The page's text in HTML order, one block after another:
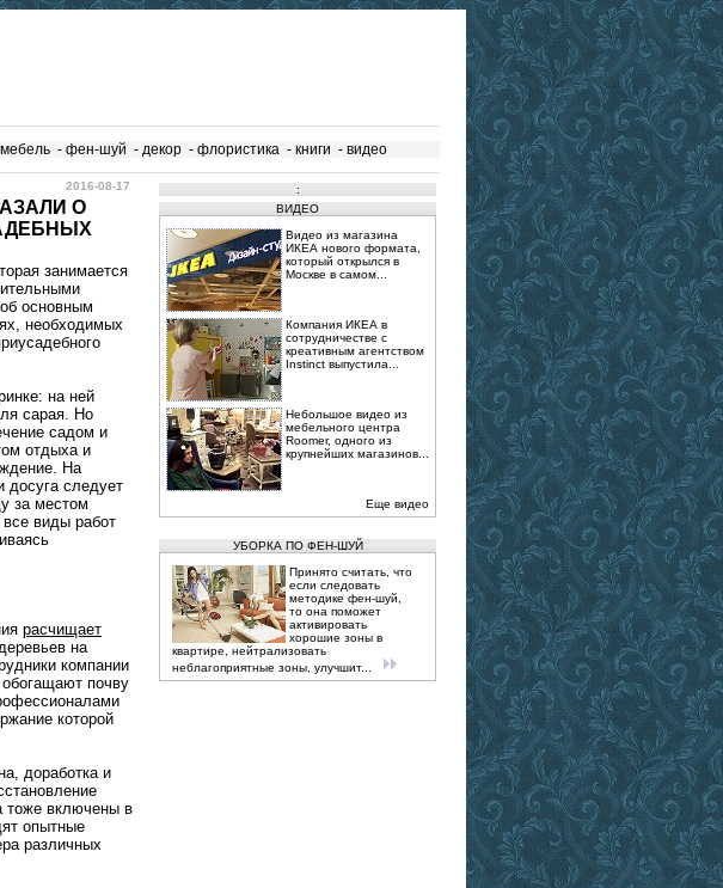
мебель - фен-шуй - декор - флористика - книги - видео
2016-08-17
О
занимается
основным
необходимых
на ней
сарая. Но
садом и
отдыха и
На
досуга следует
за местом
виды работ
расчищает
на
компании
почву
которой
доработка и
тоже включены в
опытные
различных
:
ВИДЕО
Видео из магазина
ИКЕА нового формата,
который открылся в
Москве в самом...
Компания ИКЕА в
сотрудничестве с
креативным агентством
Instinct выпустила...
Небольшое видео из
мебельного центра
Roomer, одного из
крупнейших магазинов...
Еще видео
УБОРКА ПО ФЕН-ШУЙ
Принято считать, что
если следовать
методике фен-шуй,
то она поможет
активировать
хорошие зоны в
квартире, нейтрализовать
неблагоприятные зоны, улучшит...